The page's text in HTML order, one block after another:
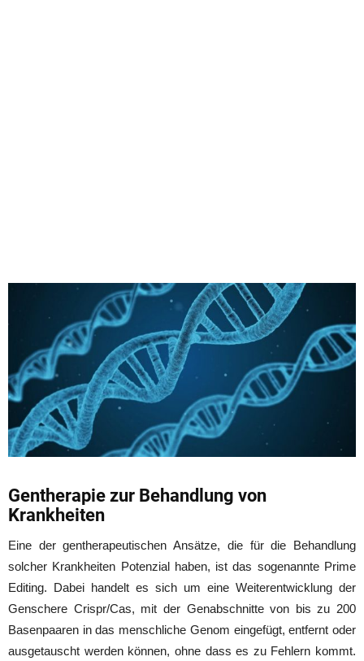
Gentherapie zur Behandlung von
Krankheiten
Eine der gentherapeutischen Ansätze, die für die Behandlung
solcher Krankheiten Potenzial haben, ist das sogenannte Prime
Editing. Dabei handelt es sich um eine Weiterentwicklung der
Genschere Crispr/Cas, mit der Genabschnitte von bis zu 200
Basenpaaren in das menschliche Genom eingefügt, entfernt oder
ausgetauscht werden können, ohne dass es zu Fehlern kommt.